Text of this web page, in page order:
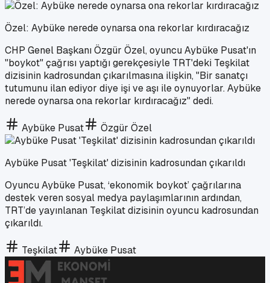
Özel: Aybüke nerede oynarsa ona rekorlar kırdıracağız
CHP Genel Başkanı Özgür Özel, oyuncu Aybüke Pusat'ın
"boykot" çağrısı yaptığı gerekçesiyle TRT'deki Teşkilat
dizisinin kadrosundan çıkarılmasına ilişkin, "Bir sanatçı
tutumunu ilan ediyor diye işi ve aşı ile oynuyorlar. Aybüke
nerede oynarsa ona rekorlar kırdıracağız" dedi.
Aybüke Pusat Özgür Özel
Aybüke Pusat 'Teşkilat' dizisinin kadrosundan çıkarıldı
Oyuncu Aybüke Pusat, ‘ekonomik boykot’ çağrılarına
destek veren sosyal medya paylaşımlarının ardından,
TRT’de yayınlanan Teşkilat dizisinin oyuncu kadrosundan
çıkarıldı.
Teşkilat Aybüke Pusat